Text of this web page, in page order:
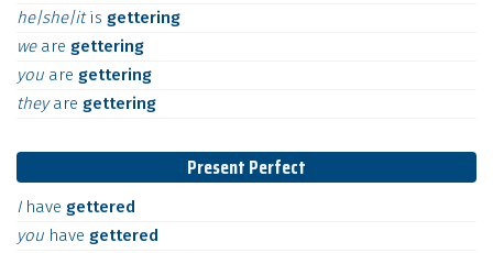
he|she|itis gettering
we are gettering
you are gettering
theyare gettering
Present Perfect
I have gettered
you have gettered